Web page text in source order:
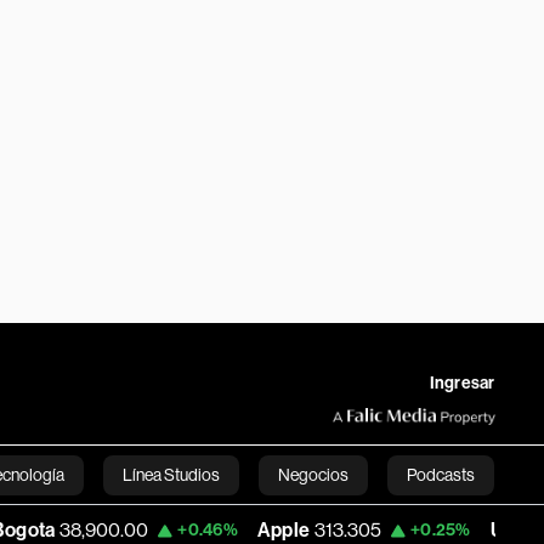
Ingresar
Línea Studios Negocios Podcasts
English+0.46% Apple 313.305 +0.25% USD COP